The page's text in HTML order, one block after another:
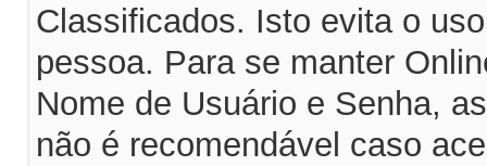
Classificados. Isto evita o
pessoa. Para se manter
Nome de Usuário e Senha,
não é recomendável caso